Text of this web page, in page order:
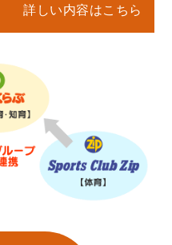
詳しい内容はこちら